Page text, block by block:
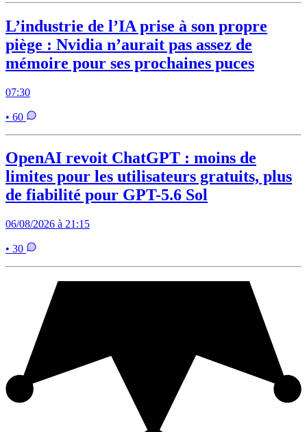
L’industrie de l’IA prise à son propre
piège : Nvidia n’aurait pas assez de
mémoire pour ses prochaines puces
07:30
• 60
OpenAI revoit ChatGPT : moins de
limites pour les utilisateurs gratuits, plus
de fiabilité pour GPT-5.6 Sol
06/08/2026 à 21:15
• 30